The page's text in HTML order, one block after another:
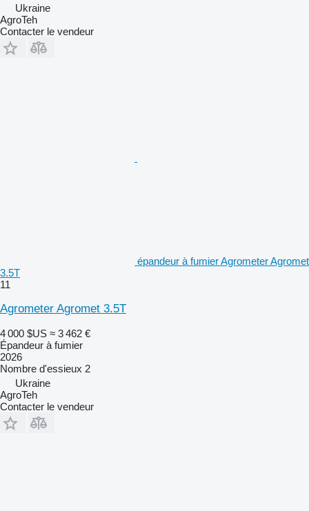
Ukraine
AgroTeh
Contacter le vendeur
épandeur à fumier Agrometer Agromet
3.5T
11
Agrometer Agromet 3.5T
4 000 $US ≈ 3 462 €
Épandeur à fumier
2026
Nombre d'essieux 2
Ukraine
AgroTeh
Contacter le vendeur